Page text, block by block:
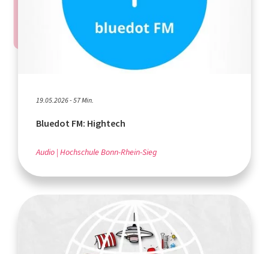
19.05.2026 - 57 Min.
Bluedot FM: Hightech
Audio Hochschule Bonn-Rhein-Sieg